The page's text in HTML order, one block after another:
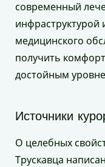
современный
медицинского
получить
достойным
Источники
О целебных
Трускавца